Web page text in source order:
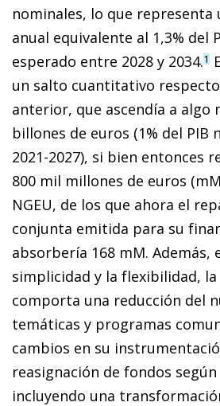
nominales, lo que representa
anual equivalente al 1,3% del
esperado entre 2028 y 2034.1
un salto cuantitativo
anterior, que ascendía a algo
billones de euros (1% del PIB
2021-2027), si bien entonces
800 mil millones de euros
NGEU, de los que ahora el
conjunta emitida para su
absorbería 168 mM. Además,
simplicidad y la flexibilidad,
comporta una reducción del
temáticas y programas
cambios en su
reasignación de fondos según
incluyendo una